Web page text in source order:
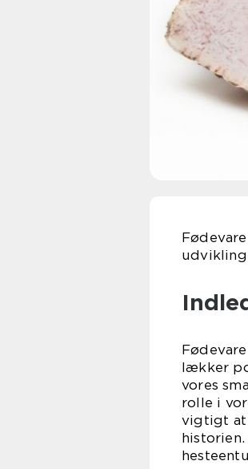
udvikling
lækker
vores
rolle i
vigtigt at